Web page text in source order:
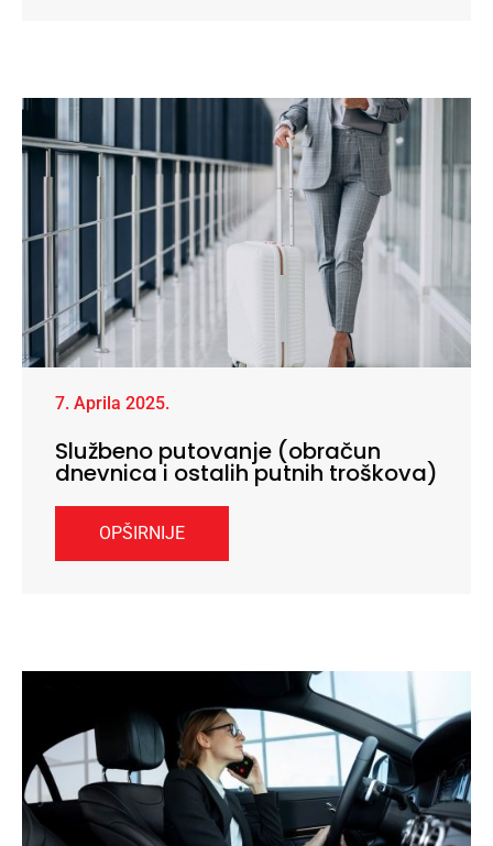
7. Aprila 2025.
Službeno putovanje (obračun
dnevnica i ostalih putnih troškova)
OPŠIRNIJE